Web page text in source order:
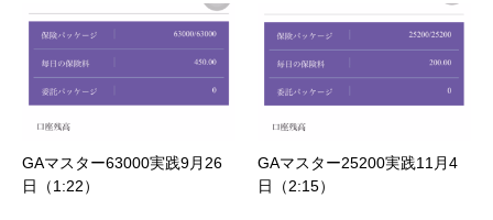
GAマスター63000実践9月26
日（1:22）
GAマスター25200実践11月4
日（2:15）